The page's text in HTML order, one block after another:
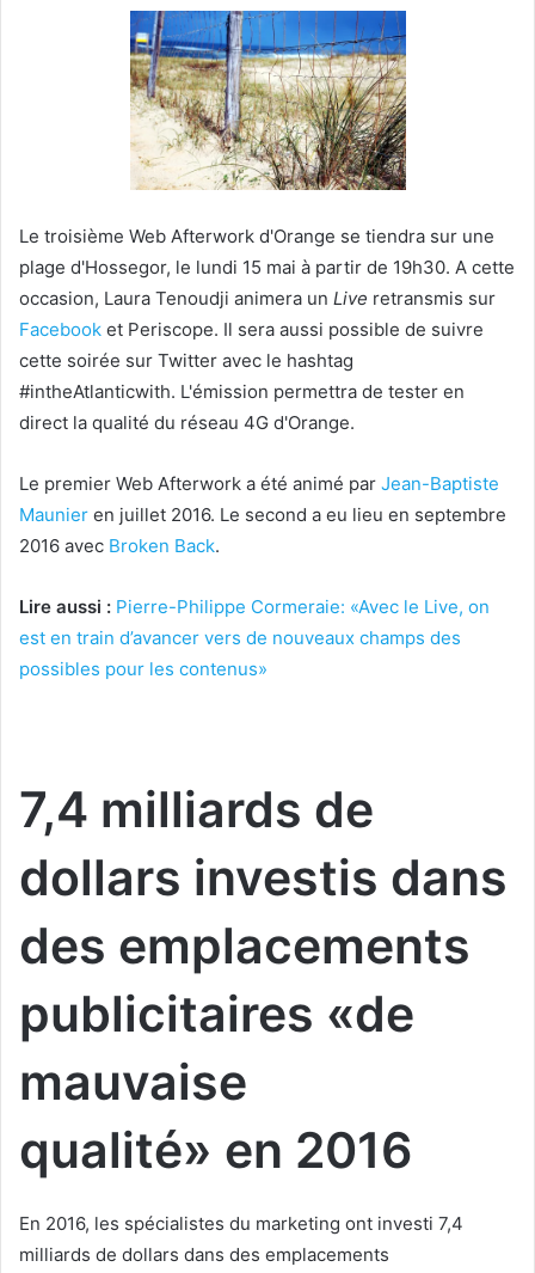
Le troisième Web Afterwork d'Orange se tiendra sur une
plage d'Hossegor, le lundi 15 mai à partir de 19h30. A cette
occasion, Laura Tenoudji animera un Live retransmis sur
Facebook et Periscope. Il sera aussi possible de suivre
cette soirée sur Twitter avec le hashtag
#intheAtlanticwith. L'émission permettra de tester en
direct la qualité du réseau 4G d'Orange.
Le premier Web Afterwork a été animé par Jean-Baptiste
Maunier en juillet 2016. Le second a eu lieu en septembre
2016 avec Broken Back.
Lire aussi : Pierre-Philippe Cormeraie: «Avec le Live, on
est en train d’avancer vers de nouveaux champs des
possibles pour les contenus»
7,4 milliards de
dollars investis dans
des emplacements
publicitaires «de
mauvaise
qualité» en 2016
En 2016, les spécialistes du marketing ont investi 7,4
milliards de dollars dans des emplacements